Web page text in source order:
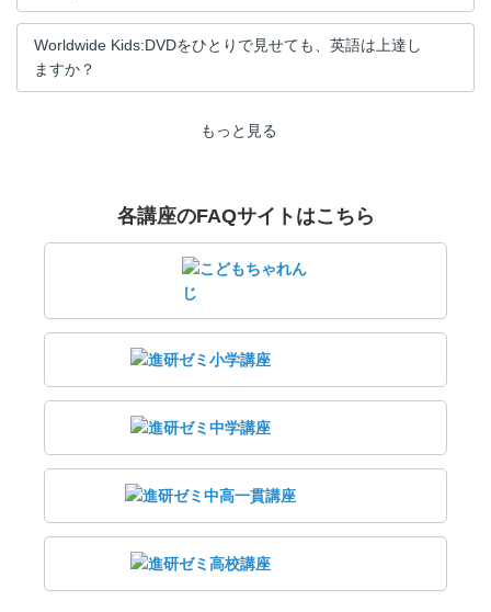
Worldwide Kids:DVDをひとりで見せても、英語は上達し
ますか？
もっと見る
各講座のFAQサイトはこちら